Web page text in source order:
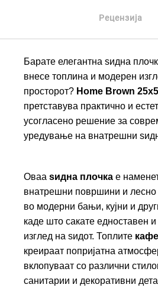
Рецензија
Барате елегантна ѕидна
внесе топлина и модерен
просторот? Home Brown
претставува практично и
усогласено решение за
уредување на внатрешни
Оваа ѕидна плочка е
внатрешни површини и лесно
во модерни бањи, кујни и
каде што сакате едноставен и
изглед на ѕидот. Топлите
креираат попријатна
вклопуваат со различни
санитарии и декоративни